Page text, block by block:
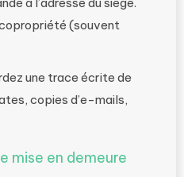
à l’adresse du siège.
(souvent
une trace écrite de
copies d’e-mails,
mise en demeure